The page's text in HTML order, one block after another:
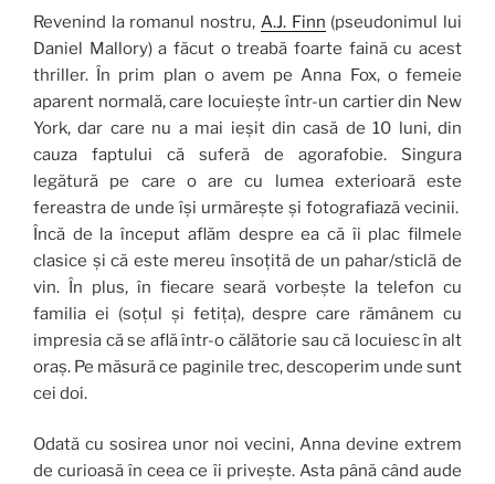
Revenind la romanul nostru, A.J. Finn (pseudonimul lui
Daniel Mallory) a făcut o treabă foarte faină cu acest
thriller. În prim plan o avem pe Anna Fox, o femeie
aparent normală, care locuiește într-un cartier din New
York, dar care nu a mai ieșit din casă de 10 luni, din
cauza faptului că suferă de agorafobie. Singura
legătură pe care o are cu lumea exterioară este
fereastra de unde își urmărește și fotografiază vecinii.
Încă de la început aflăm despre ea că îi plac filmele
clasice și că este mereu însoțită de un pahar/sticlă de
vin. În plus, în fiecare seară vorbește la telefon cu
familia ei (soțul și fetița), despre care rămânem cu
impresia că se află într-o călătorie sau că locuiesc în alt
oraș. Pe măsură ce paginile trec, descoperim unde sunt
cei doi.
Odată cu sosirea unor noi vecini, Anna devine extrem
de curioasă în ceea ce îi privește. Asta până când aude